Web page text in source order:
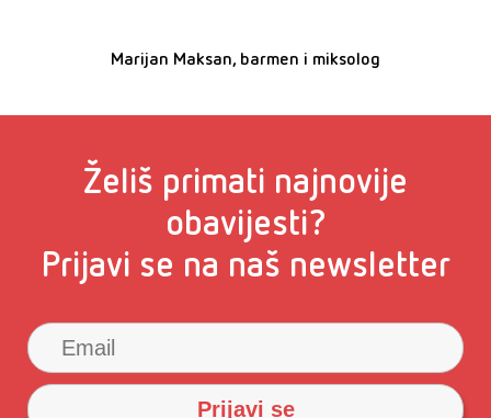
Marijan Maksan, barmen i miksolog
Želiš primati najnovije
obavijesti?
Prijavi se na naš newsletter